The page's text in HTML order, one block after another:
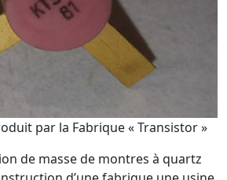
par la Fabrique « Transistor »
de masse de montres à quartz